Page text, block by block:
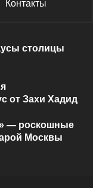
Контакты
столицы
от Захи Хадид
— роскошные
Москвы